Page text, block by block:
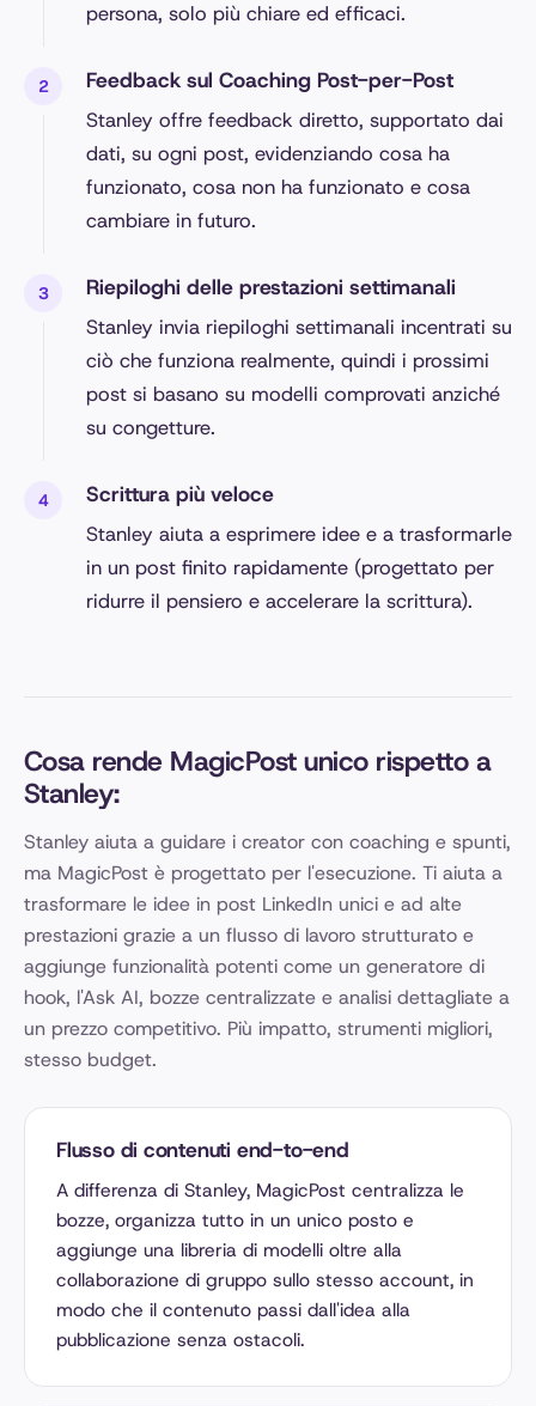
persona, solo più chiare ed efficaci.
Feedback sul Coaching Post-per-Post
Stanley offre feedback diretto, supportato dai
dati, su ogni post, evidenziando cosa ha
funzionato, cosa non ha funzionato e cosa
cambiare in futuro.
Riepiloghi delle prestazioni settimanali
Stanley invia riepiloghi settimanali incentrati su
ciò che funziona realmente, quindi i prossimi
post si basano su modelli comprovati anziché
su congetture.
Scrittura più veloce
Stanley aiuta a esprimere idee e a trasformarle
in un post finito rapidamente (progettato per
ridurre il pensiero e accelerare la scrittura).
Cosa rende MagicPost unico rispetto a
Stanley:
Stanley aiuta a guidare i creator con coaching e spunti,
ma MagicPost è progettato per l'esecuzione. Ti aiuta a
trasformare le idee in post LinkedIn unici e ad alte
prestazioni grazie a un flusso di lavoro strutturato e
aggiunge funzionalità potenti come un generatore di
hook, l'Ask AI, bozze centralizzate e analisi dettagliate a
un prezzo competitivo. Più impatto, strumenti migliori,
stesso budget.
Flusso di contenuti end-to-end
A differenza di Stanley, MagicPost centralizza le
bozze, organizza tutto in un unico posto e
aggiunge una libreria di modelli oltre alla
collaborazione di gruppo sullo stesso account, in
modo che il contenuto passi dall'idea alla
pubblicazione senza ostacoli.